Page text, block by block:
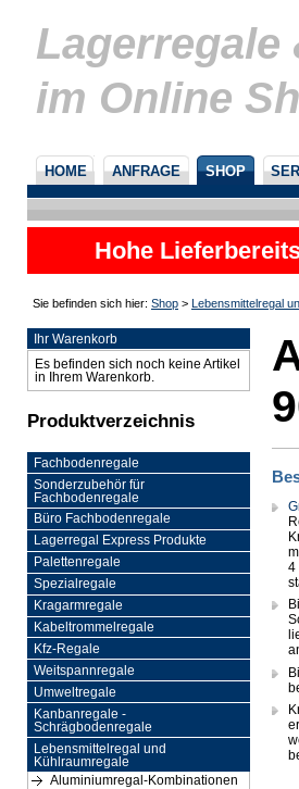
Lagerregale
im Online
HOME ANFRAGE SHOP
Hohe
Sie befinden sich hier: Shop > Lebensmittelregal
Ihr Warenkorb
Es befinden sich noch keine Artikel
in Ihrem Warenkorb.
Produktverzeichnis
Fachbodenregale
Sonderzubehör für
Fachbodenregale
Büro Fachbodenregale
Lagerregal Express Produkte
Palettenregale
Spezialregale
Kragarmregale
Kabeltrommelregale
Kfz-Regale
Weitspannregale
Umweltregale
Kanbanregale -
Schrägbodenregale
Lebensmittelregal und
Kühlraumregale
Aluminiumregal-Kombinationen
4